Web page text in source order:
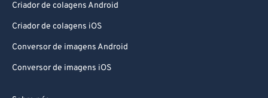
Criador de colagens Android
Criador de colagens iOS
Conversor de imagens Android
Conversor de imagens iOS